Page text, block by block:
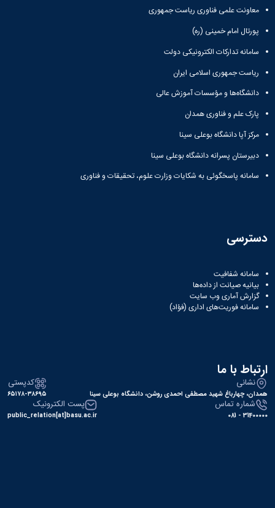
معاونت علمی فناوری ریاست جمهوری
پورتال امام خمینی (ره)
سامانه تدارکات الکترونیکی دولت
ریاست جمهوری اسلامی ایران
دانشگاه‌ها و مؤسسات آموزش عالی
پارک علم و فناوری همدان
مرکز آپا دانشگاه بوعلی سینا
دبیرستان پسرانه دانشگاه بوعلی سینا
سامانه پاسخگوئی به شکایات وزارت علوم، تحقیقات و فناوری
دسترسی
سامانه شفافیت
بیانیه صیانت از داده‌ها
گزارش آماری وب‌ سایت
سامانه فوریت‌های اداری (فؤاد)
ارتباط با ما
نشانی
همدان، چهارباغ شهید مصطفی احمدی روشن، دانشگاه بوعلی سینا
کدپستی
۶۵۱۷۸-۳۸۶۹۵
شماره تماس
31400000 - 081
پست الکترونیک
public_relation[at]basu.ac.ir